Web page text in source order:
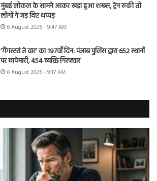
मुंबई लोकल के सामने आकर खड़ा हुआ शख्स, ट्रेन रुकी तो
लोगों ने जड़ दिए थप्पड़
6 August 2026 - 9:47 AM
‘गैंगस्टरां ते वार’ का 197वाँ दिन: पंजाब पुलिस द्वारा 652 स्थानों
पर छापेमारी, 454 व्यक्ति गिरफ्तार
6 August 2026 - 9:17 AM